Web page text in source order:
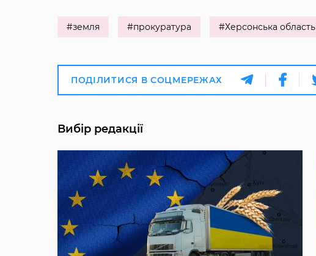
#земля #прокуратура #Херсонська область
ПОДІЛИТИСЯ В СОЦМЕРЕЖАХ
Вибір редакції